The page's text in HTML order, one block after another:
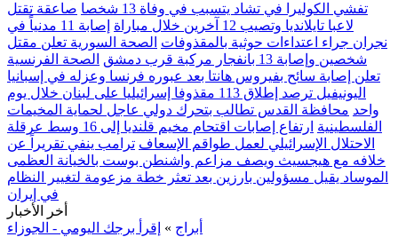
تفشي الكوليرا في تشاد يتسبب في وفاة 13 شخصا
صاعقة تقتل
لاعبا تايلانديا وتصيب 12 آخرين خلال مباراة
إصابة 11 مدنياً في
نجران جراء اعتداءات حوثية بالمقذوفات الصحة السورية تعلن مقتل
شخصين وإصابة 13 بانفجار مركبة قرب دمشق
الصحة الفرنسية
تعلن إصابة سائح بفيروس هانتا بعد عبوره فرنسا وعزله في إسبانيا
اليونيفيل ترصد إطلاق 113 مقذوفا إسرائيليا على لبنان خلال يوم
واحد محافظة القدس تطالب بتحرك دولي عاجل لحماية المخيمات
الفلسطينية
ارتفاع إصابات اقتحام مخيم قلنديا إلى 16 وسط عرقلة
الاحتلال الإسرائيلي لعمل طواقم الإسعاف ترامب ينفي تقريراً عن
خلافه مع هيجسيث ويصف مزاعم واشنطن بوست بالخيانة العظمى
الموساد يقيل مسؤولين بارزين بعد تعثر خطة مزعومة لتغيير النظام
في إيران
أخر الأخبار
أبراج » إقرأ برجك اليومي - الجوزاء